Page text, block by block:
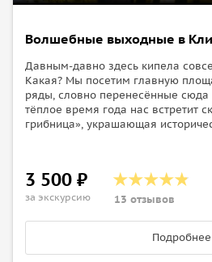
Волшебные выходные в
Давным-давно здесь кипела
Какая? Мы посетим главную
ряды, словно перенесённые сюда
тёплое время года нас встретит
грибница», украшающая
3 500 ₽
за экскурсию 13 отзывов
Подробнее